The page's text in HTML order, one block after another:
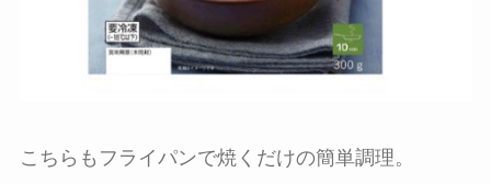
こちらもフライパンで焼くだけの簡単調理。